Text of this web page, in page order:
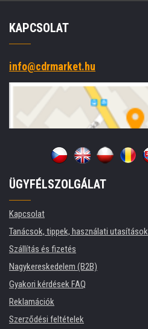
KAPCSOLAT
info@cdrmarket.hu
ÜGYFÉLSZOLGÁLAT
Kapcsolat
Tanácsok, tippek, használati utasítások
Szállítás és fizetés
Nagykereskedelem (B2B)
Gyakori kérdések FAQ
Reklamációk
Szerződési feltételek